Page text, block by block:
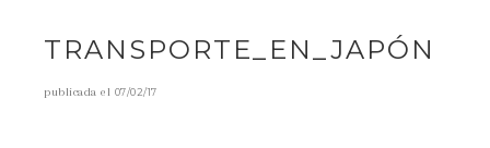
TRANSPORTE_EN_JAPÓN
publicada el 07/02/17